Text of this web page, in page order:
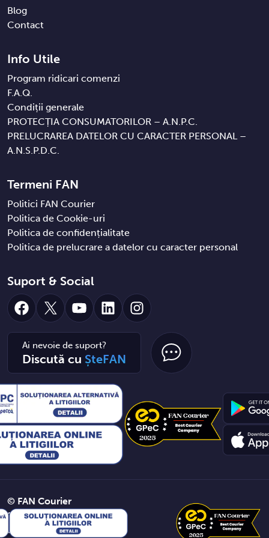
Blog
Contact
Termeni FAN
Politici FAN Courier
Politica de Cookie-uri
Politica de confidențialitate
Politica de prelucrare a datelor cu caracter personal
Info Utile
Program ridicari comenzi
F.A.Q.
Condiții generale
PROTECȚIA CONSUMATORILOR – A.N.P.C.
PRELUCRAREA DATELOR CU CARACTER PERSONAL –
A.N.S.P.D.C.
Suport & Social
Facebook
X YouTube
LinkedInInstagram
Ai nevoie de suport?
Discută cu ȘteFAN
© FAN Courier
2026. Toate
drepturile